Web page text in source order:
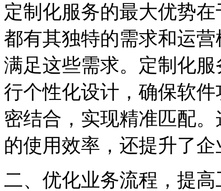
定制化服务的最大优势
都有其独特的需求和运
满足这些需求。定制化
行个性化设计，确保软
密结合，实现精准匹配
的使用效率，还提升了
二、优化业务流程，提